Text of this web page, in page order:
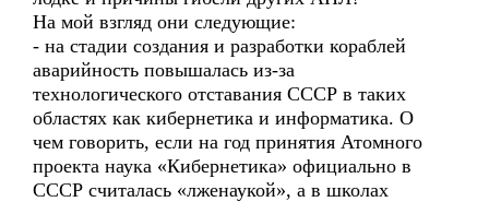
На мой взгляд они следующие:
- на стадии создания и разработки кораблей
аварийность повышалась из-за
технологического отставания СССР в таких
областях как кибернетика и информатика. О
чем говорить, если на год принятия Атомного
проекта наука «Кибернетика» официально в
СССР считалась «лженаукой», а в школах